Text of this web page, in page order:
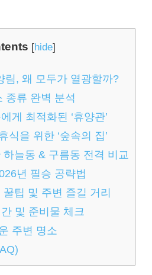
[hide]
림, 왜 모두가 열광할까?
종류 완벽 분석
게 최적화된 ‘휴양관’
식을 위한 ‘숲속의 집’
늘동 & 구름동 전격 비교
년 필승 공략법
팁 및 주변 즐길 거리
및 준비물 체크
주변 명소